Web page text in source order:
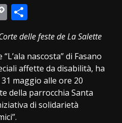
Copy
Link
delle feste de La Salette
“L’ala nascosta” di Fasano
affette da disabilità, ha
maggio alle ore 20
della parrocchia Santa
di solidarietà